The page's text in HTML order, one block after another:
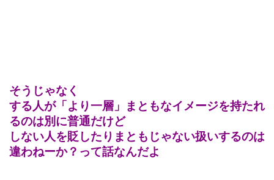
そうじゃなく
する人が「より一層」まともなイメージを持たれ
るのは別に普通だけど
しない人を貶したりまともじゃない扱いするのは
違わねーか？って話なんだよ